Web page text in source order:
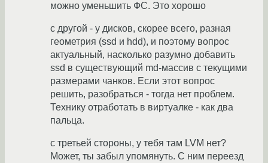
можно уменьшить ФС. Это хорошо
с другой - у дисков, скорее всего, разная
геометрия (ssd и hdd), и поэтому вопрос
актуальный, насколько разумно добавить
ssd в существующий md-массив с текущими
размерами чанков. Если этот вопрос
решить, разобраться - тогда нет проблем.
Технику отработать в виртуалке - как два
пальца.
с третьей стороны, у тебя там LVM нет?
Может, ты забыл упомянуть. С ним переезд